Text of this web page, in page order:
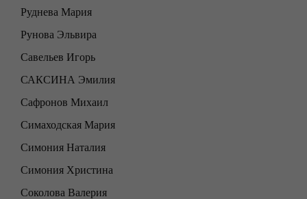
Руднева Мария
Рунова Эльвира
Савельев Игорь
САКСИНА Эмилия
Сафронов Михаил
Симаходская Мария
Симония Наталия
Симония Христина
Соколова Валерия